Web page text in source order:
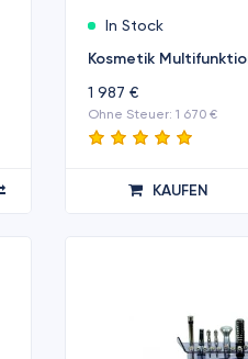
In Stock
Kosmetik
1 987 €
Ohne Steuer: 1 670 €
KAUFEN